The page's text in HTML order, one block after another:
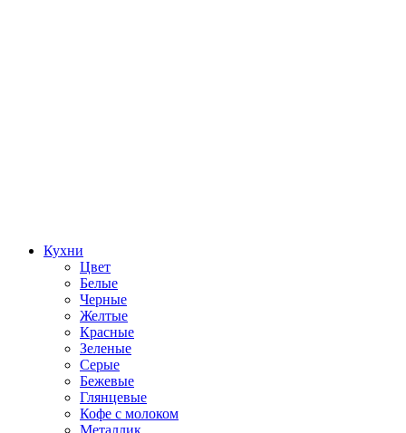
Кухни
Цвет
Белые
Черные
Желтые
Красные
Зеленые
Серые
Бежевые
Глянцевые
Кофе с молоком
Металлик